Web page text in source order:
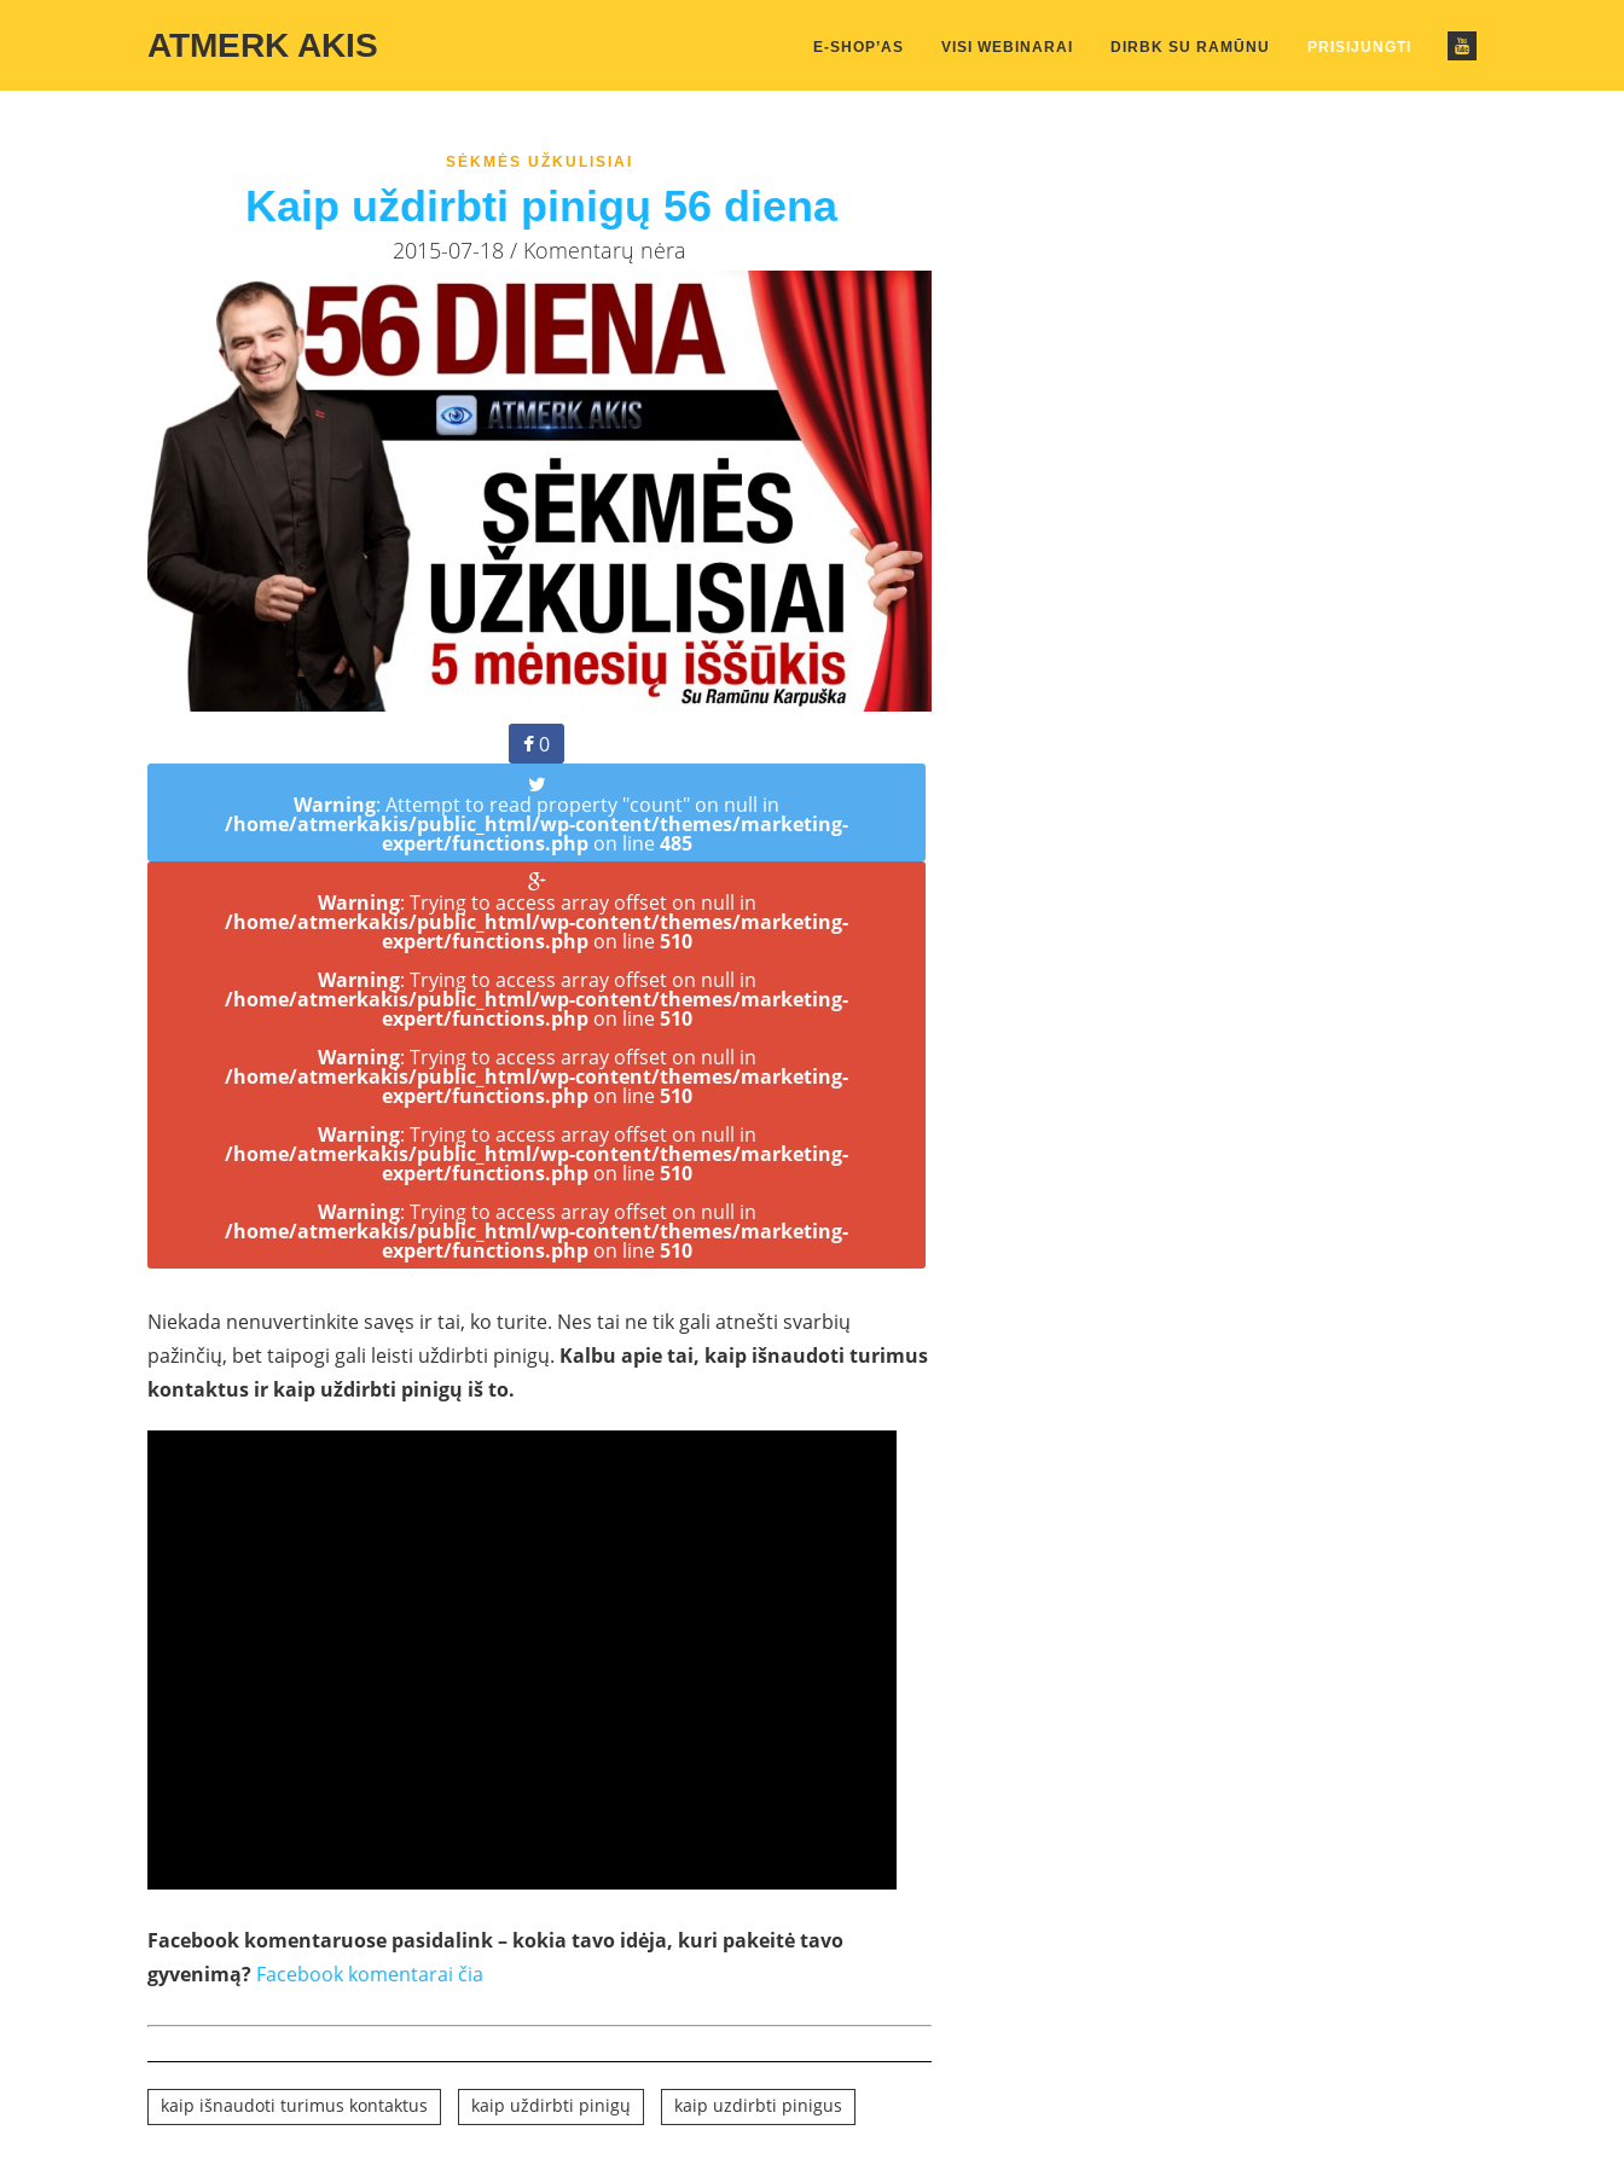
ATMERK AKIS E-SHOP’AS VISI WEBINARAI DIRBK SU RAMŪNU PRISIJUNGTI
SĖKMĖS UŽKULISIAI
Kaip uždirbti pinigų 56 diena
2015-07-18 / Komentarų nėra
0
Warning: Attempt to read property "count" on null in
/home/atmerkakis/public_html/wp-content/themes/marketing-
expert/functions.phpon line 485
Warning: Trying to access array offset on null in
/home/atmerkakis/public_html/wp-content/themes/marketing-
expert/functions.phpon line510
Warning: Trying to access array offset on null in
/home/atmerkakis/public_html/wp-content/themes/marketing-
expert/functions.phpon line510
Warning: Trying to access array offset on null in
/home/atmerkakis/public_html/wp-content/themes/marketing-
expert/functions.phpon line510
Warning: Trying to access array offset on null in
/home/atmerkakis/public_html/wp-content/themes/marketing-
expert/functions.phpon line510
Warning: Trying to access array offset on null in
/home/atmerkakis/public_html/wp-content/themes/marketing-
expert/functions.phpon line510
Niekada nenuvertinkite savęs ir tai, ko turite. Nes tai ne tik gali atnešti svarbių
pažinčių, bet taipogi gali leisti uždirbti pinigų. Kalbu apie tai, kaip išnaudoti turimus
kontaktus ir kaip uždirbti pinigų iš to.
Facebook komentaruose pasidalink – kokia tavo idėja, kuri pakeitė tavo
gyvenimą? Facebook komentarai čia
kaip išnaudoti turimus kontaktus kaip uždirbti pinigų kaip uzdirbti pinigus